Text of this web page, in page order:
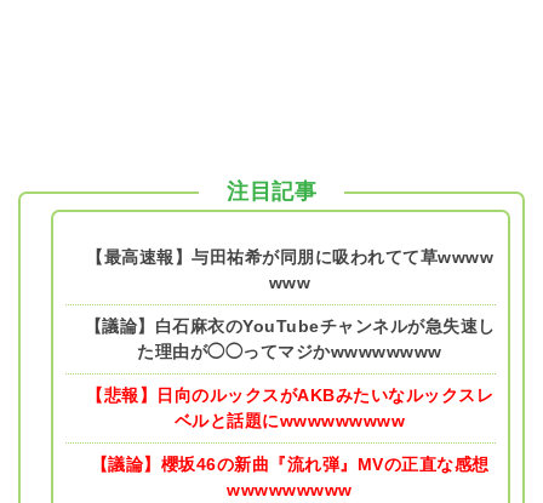
注目記事
【最高速報】与田祐希が同朋に吸われてて草wwww
www
【議論】白石麻衣のYouTubeチャンネルが急失速し
た理由が◯◯ってマジかwwwwwwww
【悲報】日向のルックスがAKBみたいなルックスレ
ベルと話題にwwwwwwwww
【議論】櫻坂46の新曲『流れ弾』MVの正直な感想
wwwwwwwww